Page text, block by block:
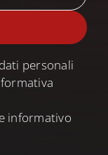
personali
informativo